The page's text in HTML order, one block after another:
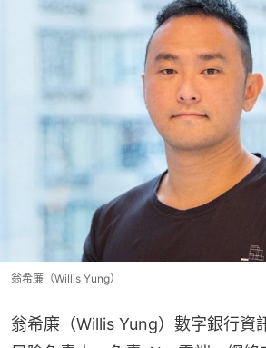
翁希廉（Willis Yung）
翁希廉（Willis Yung）數字銀行資